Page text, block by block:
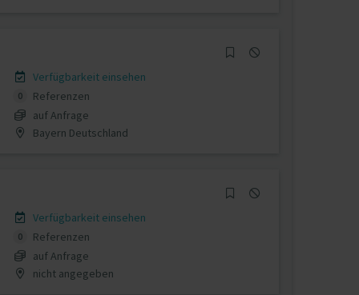
Verfügbarkeit einsehen
0
Referenzen
auf Anfrage
Bayern Deutschland
Verfügbarkeit einsehen
0
Referenzen
auf Anfrage
nicht angegeben